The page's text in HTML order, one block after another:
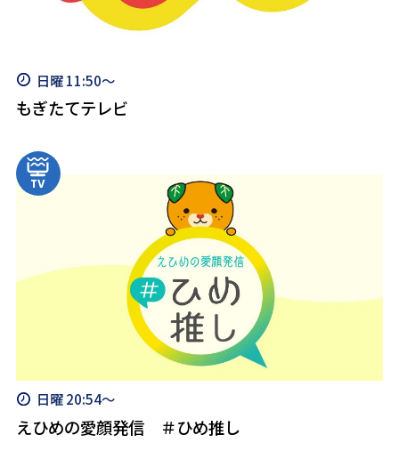
日曜 11:50～
もぎたてテレビ
日曜 20:54～
えひめの愛顔発信 ＃ひめ推し